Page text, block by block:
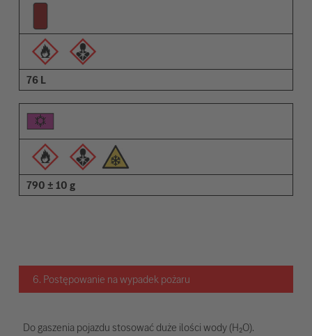
76 L
790 ± 10 g
6. Postępowanie na wypadek pożaru
Do gaszenia pojazdu stosować duże ilości wody (H₂O).